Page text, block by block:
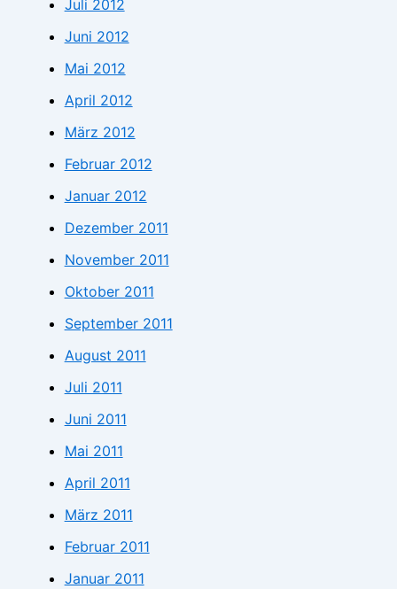
Juli 2012
Juni 2012
Mai 2012
April 2012
März 2012
Februar 2012
Januar 2012
Dezember 2011
November 2011
Oktober 2011
September 2011
August 2011
Juli 2011
Juni 2011
Mai 2011
April 2011
März 2011
Februar 2011
Januar 2011